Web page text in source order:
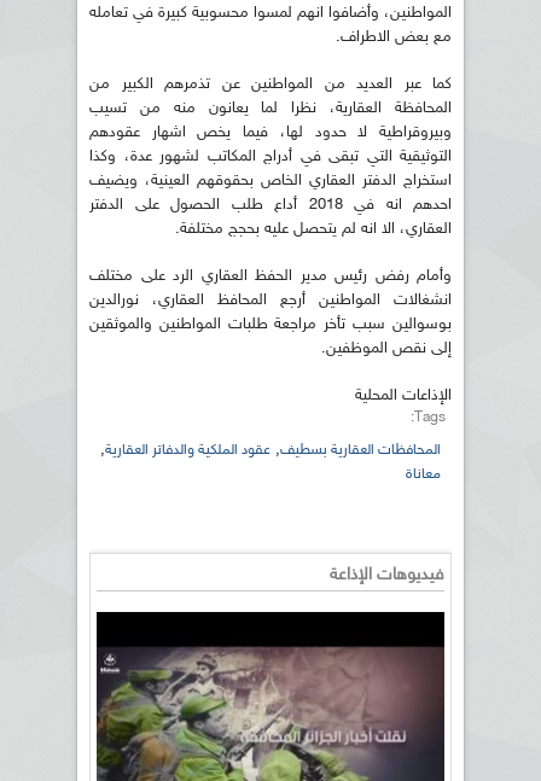
المواطنين، وأضافوا انهم لمسوا محسوبية كبيرة في تعامله
مع بعض الاطراف.
كما عبر العديد من المواطنين عن تذمرهم الكبير من
المحافظة العقارية، نظرا لما يعانون منه من تسيب
وبيروقراطية لا حدود لها، فيما يخص اشهار عقودهم
التوثيقية التي تبقى في أدراج المكاتب لشهور عدة، وكذا
استخراج الدفتر العقاري الخاص بحقوقهم العينية، ويضيف
احدهم انه في 2018 أداع طلب الحصول على الدفتر
العقاري، الا انه لم يتحصل عليه بحجج مختلفة.
وأمام رفض رئيس مدير الحفظ العقاري الرد على مختلف
انشغالات المواطنين أرجع المحافظ العقاري، نورالدين
بوسوالين سبب تأخر مراجعة طلبات المواطنين والموثقين
إلى نقص الموظفين.
الإذاعات المحلية
Tags:
المحافظات العقارية بسطيف, عقود الملكية والدفاتر العقارية,
معاناة
فيديوهات الإذاعة